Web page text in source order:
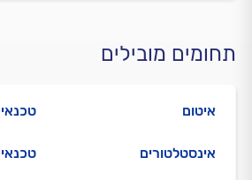
תחומים מובילים
איטום
אינסטלטורים